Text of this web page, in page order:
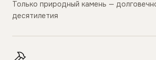
Только природный камень —
десятилетия